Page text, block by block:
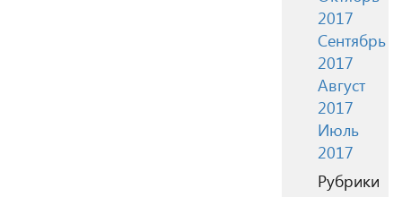
2017
Сентябрь
2017
Август
2017
Июль
2017
Рубрики